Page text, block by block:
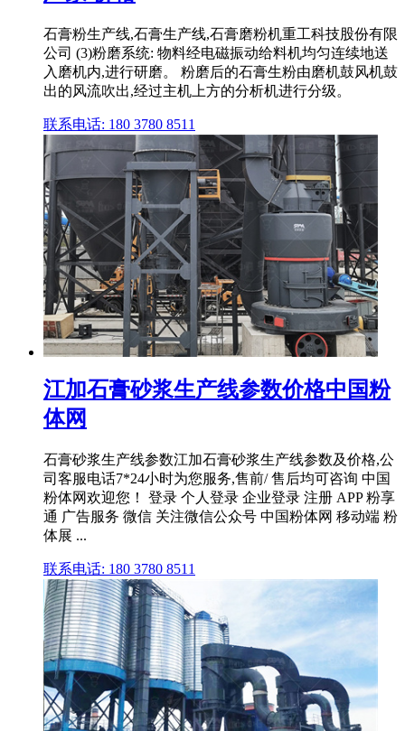
石膏粉生产线,石膏生产线,石膏磨粉机重工科技股份有限
公司 (3)粉磨系统: 物料经电磁振动给料机均匀连续地送
入磨机内,进行研磨。 粉磨后的石膏生粉由磨机鼓风机鼓
出的风流吹出,经过主机上方的分析机进行分级。
联系电话: 180 3780 8511
江加石膏砂浆生产线参数价格中国粉
体网
石膏砂浆生产线参数江加石膏砂浆生产线参数及价格,公
司客服电话7*24小时为您服务,售前/ 售后均可咨询 中国
粉体网欢迎您！ 登录 个人登录 企业登录 注册 APP 粉享
通 广告服务 微信 关注微信公众号 中国粉体网 移动端 粉
体展 ...
联系电话: 180 3780 8511